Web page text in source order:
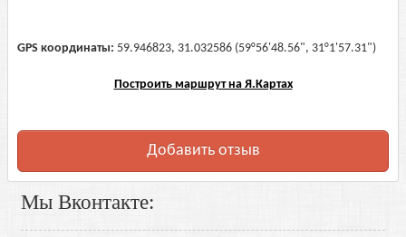
GPS координаты: 59.946823, 31.032586 (59°56'48.56", 31°1'57.31")
Построить маршрут на Я.Картах
Добавить отзыв
Мы Вконтакте: